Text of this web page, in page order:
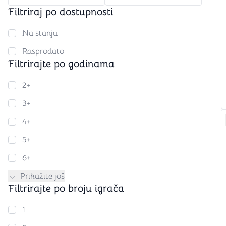
Puzzle 1000 delova
Filtriraj po dostupnosti
Na stanju
Rasprodato
Filtrirajte po godinama
2+
3+
4+
5+
6+
Prikažite još
Filtrirajte po broju igrača
1